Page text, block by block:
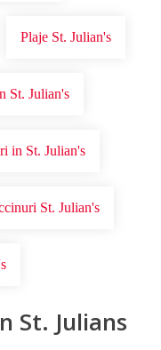
Plaje St. Julian's
St. Julian's
in St. Julian's
St. Julian's
St. Julians